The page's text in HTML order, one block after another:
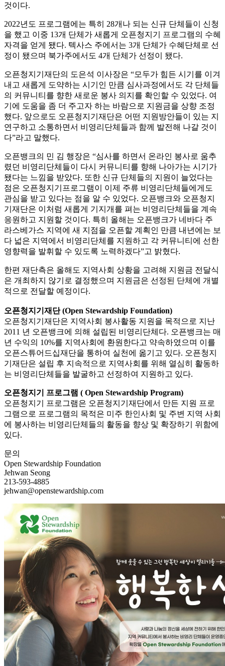
것이다.
2022년도 프로그램에는 특히 28개나 되는 신규 단체들이 신청
을 했고 이중 13개 단체가 새롭게 오픈청지기 프로그램의 수혜
자격을 얻게 됐다. 텍사스 주에서는 3개 단체가 수혜단체로 선
정이 됐으며 북가주에서도 4개 단체가 선정이 됐다.
오픈청지기재단의 도은석 이사장은 “모두가 힘든 시기를 이겨
내고 새롭게 도약하는 시기인 만큼 심사과정에서도 각 단체들
의 커뮤니티를 향한 새로운 봉사 의지를 확인할 수 있었다. 여
기에 도움을 좀 더 주고자 하는 바람으로 지원금을 상향 조정
했다. 앞으로도 오픈청지기재단은 어떤 지원방안들이 있는 지
연구하고 소통하면서 비영리단체들과 함께 발전해 나갈 것이
다”라고 말했다.
오픈뱅크의 민 김 행장은 “심사를 하면서 온라인 봉사로 움추
렸던 비영리단체들이 다시 커뮤니티를 향해 나아가는 시기가
됐다는 느낌을 받았다. 또한 신규 단체들의 지원이 늘었다는
점은 오픈청지기프로그램이 이제 주류 비영리단체들에게도
관심을 받고 있다는 점을 알 수 있었다. 오픈뱅크와 오픈청지
기재단은 이처럼 새롭게 기지개를 펴는 비영리단체들을 계속
응원하고 지원할 것이다. 특히 올해는 오픈뱅크가 네바다 주
라스베가스 지역에 새 지점을 오픈할 계획인 만큼 내년에는 보
다 넓은 지역에서 비영리단체를 지원하고 각 커뮤니티에 선한
영향력을 발휘할 수 있도록 노력하겠다”고 밝혔다.
한편 재단측은 올해도 지역사회 상황을 고려해 지원금 전달식
은 개최하지 않기로 결정했으며 지원금은 선정된 단체에 개별
적으로 전달할 예정이다.
오픈청지기재단 (Open Stewardship Foundation)
오픈청지기재단은 지역사회 봉사활동 지원을 목적으로 지난
2011 년 오픈뱅크에 의해 설립된 비영리단체다. 오픈뱅크는 매
년 수익의 10%를 지역사회에 환원한다고 약속하였으며 이를
오픈스튜어드십재단을 통하여 실천에 옮기고 있다. 오픈청지
기재단은 설립 후 지속적으로 지역사회를 위해 열심히 활동하
는 비영리단체들을 발굴하고 선정하여 지원하고 있다.
오픈청지기 프로그램 ( Open Stewardship Program)
오픈청지기 프로그램은 오픈청지기재단에서 만든 지원 프로
그램으로 프로그램의 목적은 미주 한인사회 및 주변 지역 사회
에 봉사하는 비영리단체들의 활동을 향상 및 확장하기 위함에
있다.
문의
Open Stewardship Foundation
Jehwan Seong
213-593-4885
jehwan@openstewardship.com